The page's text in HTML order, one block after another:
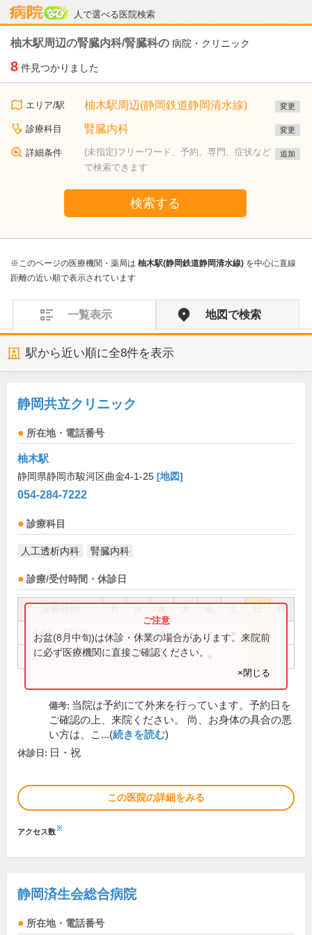
人で選べる医院検索
病院なび
柚木駅周辺の腎臓内科/腎臓科の 病院・クリニック
8 件見つかりました
エリア/駅 柚木駅周辺(静岡鉄道静岡清水線) 変更
診療科目 腎臓内科 変更
詳細条件
(未指定)フリーワード、予約、専門、症状など
で検索できます
追加
検索する
※このページの医療機関・薬局は 柚木駅(静岡鉄道静岡清水線) を中心に直線
距離の近い順で表示されています
一覧表示 地図で検索
駅から近い順に全8件を表示
静岡共立クリニック
所在地・電話番号
柚木駅
静岡県静岡市駿河区曲金4-1-25 [地図]
054-284-7222
診療科目
人工透析内科 腎臓内科
診療/受付時間・休診日
祝
9:00～15:00 ● ● ● ● ●
17:00～23:30 ● ●
お盆(8月中旬)は休診・休業の場合があります。来院前
に必ず医療機関に直接ご確認ください。
×閉じる
備考: 当院は予約にて外来を行っています。予約日を
ご確認の上、来院ください。 尚、お身体の具合の悪
い方は、こ...(続きを読む)
休診日: 日・祝
この医院の詳細をみる
アクセス数※
静岡済生会総合病院
所在地・電話番号